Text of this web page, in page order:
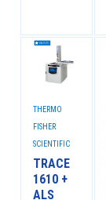
THERMO
FISHER
SCIENTIFIC
TRACE
1610 +
ALS